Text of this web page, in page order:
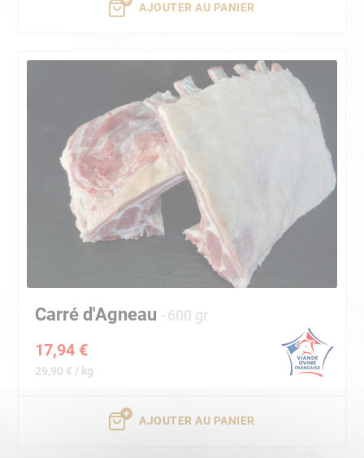
AJOUTER AU PANIER
Carré d'Agneau 600 gr
17,94 €
29,90 € / kg
AJOUTER AU PANIER